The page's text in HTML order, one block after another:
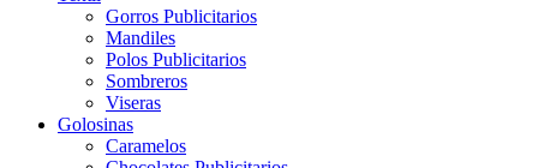
Gorros Publicitarios
Mandiles
Polos Publicitarios
Sombreros
Viseras
Golosinas
Caramelos